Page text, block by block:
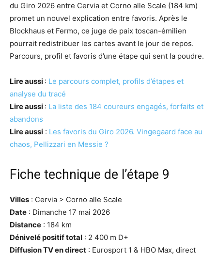
du Giro 2026 entre Cervia et Corno alle Scale (184 km)
promet un nouvel explication entre favoris. Après le
Blockhaus et Fermo, ce juge de paix toscan-émilien
pourrait redistribuer les cartes avant le jour de repos.
Parcours, profil et favoris d’une étape qui sent la poudre.
Lire aussi : Le parcours complet, profils d’étapes et
analyse du tracé
Lire aussi : La liste des 184 coureurs engagés, forfaits et
abandons
Lire aussi : Les favoris du Giro 2026. Vingegaard face au
chaos, Pellizzari en Messie ?
Fiche technique de l’étape 9
Villes : Cervia > Corno alle Scale
Date : Dimanche 17 mai 2026
Distance : 184 km
Dénivelé positif total : 2 400 m D+
Diffusion TV en direct : Eurosport 1 & HBO Max, direct